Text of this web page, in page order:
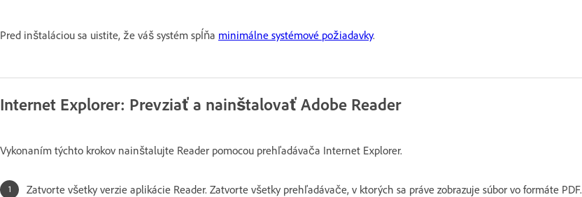
Pred inštaláciou sa uistite, že váš systém spĺňa minimálne systémové požiadavky.
Internet Explorer: Prevziať a nainštalovať Adobe Reader
Vykonaním týchto krokov nainštalujte Reader pomocou prehľadávača Internet Explorer.
Zatvorte všetky verzie aplikácie Reader. Zatvorte všetky prehľadávače, v ktorých sa práve zobrazuje súbor vo formáte PDF.